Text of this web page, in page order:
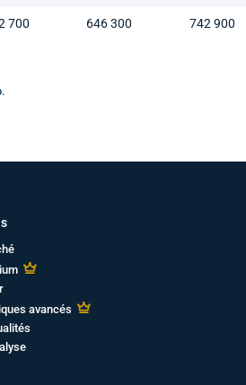
700 646 300 742 900
.
avancés